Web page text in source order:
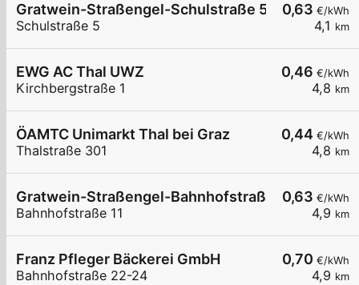
0,63 €/kWh
4,1 km
Gratwein-Straßengel-Schulstraße 5
Schulstraße 5
0,46 €/kWh
4,8 km
EWG AC Thal UWZ
Kirchbergstraße 1
0,44 €/kWh
4,8 km
ÖAMTC Unimarkt Thal bei Graz
Thalstraße 301
0,63 €/kWh
4,9 km
Gratwein-Straßengel-Bahnhofstraße 11
Bahnhofstraße 11
0,70 €/kWh
4,9 km
Franz Pfleger Bäckerei GmbH
Bahnhofstraße 22-24